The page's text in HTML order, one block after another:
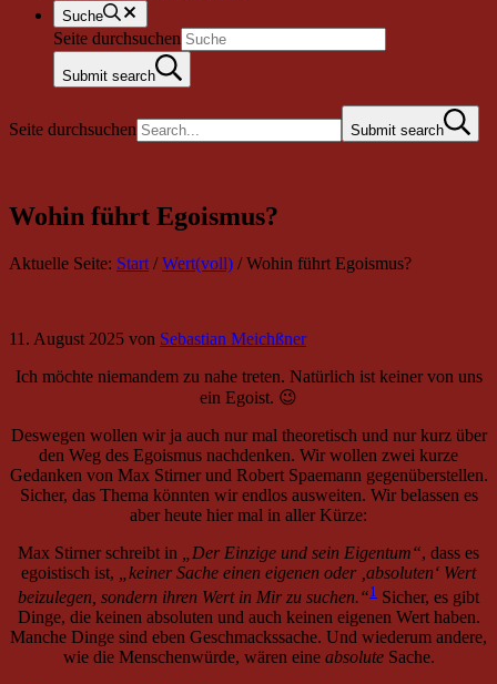
Suche
Seite durchsuchen
Submit search
Seite durchsuchen Submit search
Wohin führt Egoismus?
Aktuelle Seite: Start / Wert(voll) /Wohin führt Egoismus?
11. August 2025 von Sebastian Meichßner
Ich möchte niemandem zu nahe treten. Natürlich ist keiner von uns
ein Egoist. 😉
Deswegen wollen wir ja auch nur mal theoretisch und nur kurz über
den Weg des Egoismus nachdenken. Wir wollen zwei kurze
Gedanken von Max Stirner und Robert Spaemann gegenüberstellen.
Sicher, das Thema könnten wir endlos ausweiten. Wir belassen es
aber heute hier mal in aller Kürze:
Max Stirner schreibt in
„Der Einzige und sein Eigentum“, dass es
egoistisch ist,
„keiner Sache einen eigenen oder ‚absoluten‘ Wert
beizulegen, sondern ihren Wert in Mir zu suchen.“1 Sicher, es gibt
Dinge, die keinen absoluten und auch keinen eigenen Wert haben.
Manche Dinge sind eben Geschmackssache. Und wiederum andere,
wie die Menschenwürde, wären eine absoluteSache.